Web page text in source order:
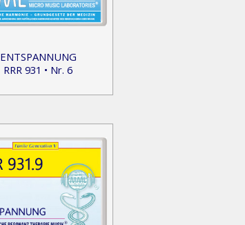
ENTSPANNUNG
RRR 931 • Nr. 6